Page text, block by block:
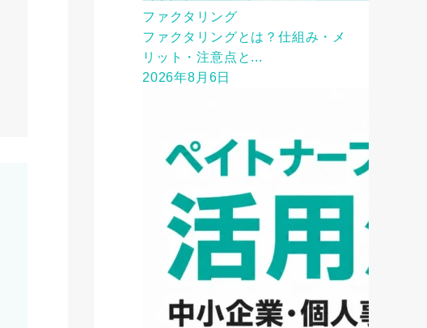
ファクタリング
ファクタリングとは？仕組み・メ
リット・注意点と...
2026年8月6日